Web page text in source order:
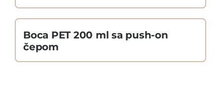
Boca PET 200 ml sa push-on
čepom